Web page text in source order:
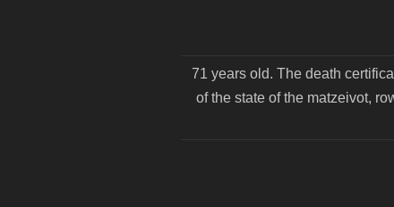
71 years old. The death
of the state of the matzeivot,